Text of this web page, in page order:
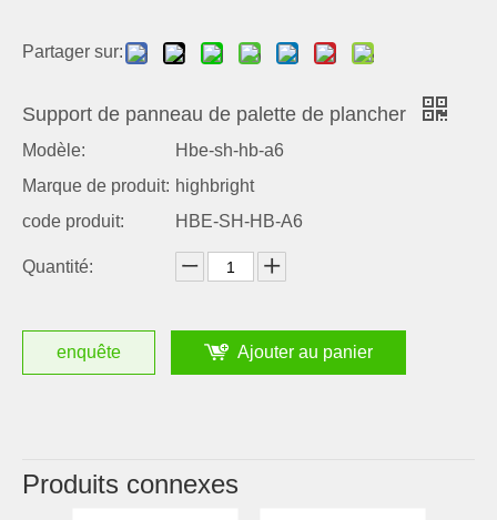
Partager sur:
Support de panneau de palette de plancher
Modèle:
Hbe-sh-hb-a6
Marque de produit: highbright
code produit:
HBE-SH-HB-A6
Quantité:
enquête Ajouter au panier
Produits connexes